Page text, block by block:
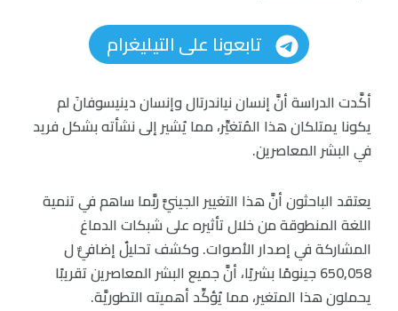
تابعونا على التيليغرام
أكَّدت الدراسة أنَّ إنسان نياندرتال وإنسان دينيسوفانَ لم
يكونا يمتلكان هذا المُتغيِّر، مما يُشير إلى نشأته بشكل فريد
في البشر المعاصرين.
يعتقد الباحثون أنَّ هذا التغيير الجينيَّ ربَّما ساهم في تنمية
اللغة المنطوقة من خلال تأثيره على شبكات الدماغ
المشاركة في إصدار الأصوات. وكشف تحليلٌ إضافيٌّ ل
650,058 جينومًا بشريًا، أنَّ جميع البشر المعاصرين تقريبًا
يحملون هذا المتغير، مما يُؤكِّد أهميته التطوريَّة.